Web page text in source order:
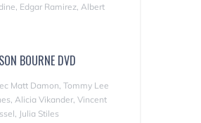
Edgar Ramirez, Albert
BOURNE DVD
Matt Damon, Tommy Lee
Alicia Vikander, Vincent
Julia Stiles